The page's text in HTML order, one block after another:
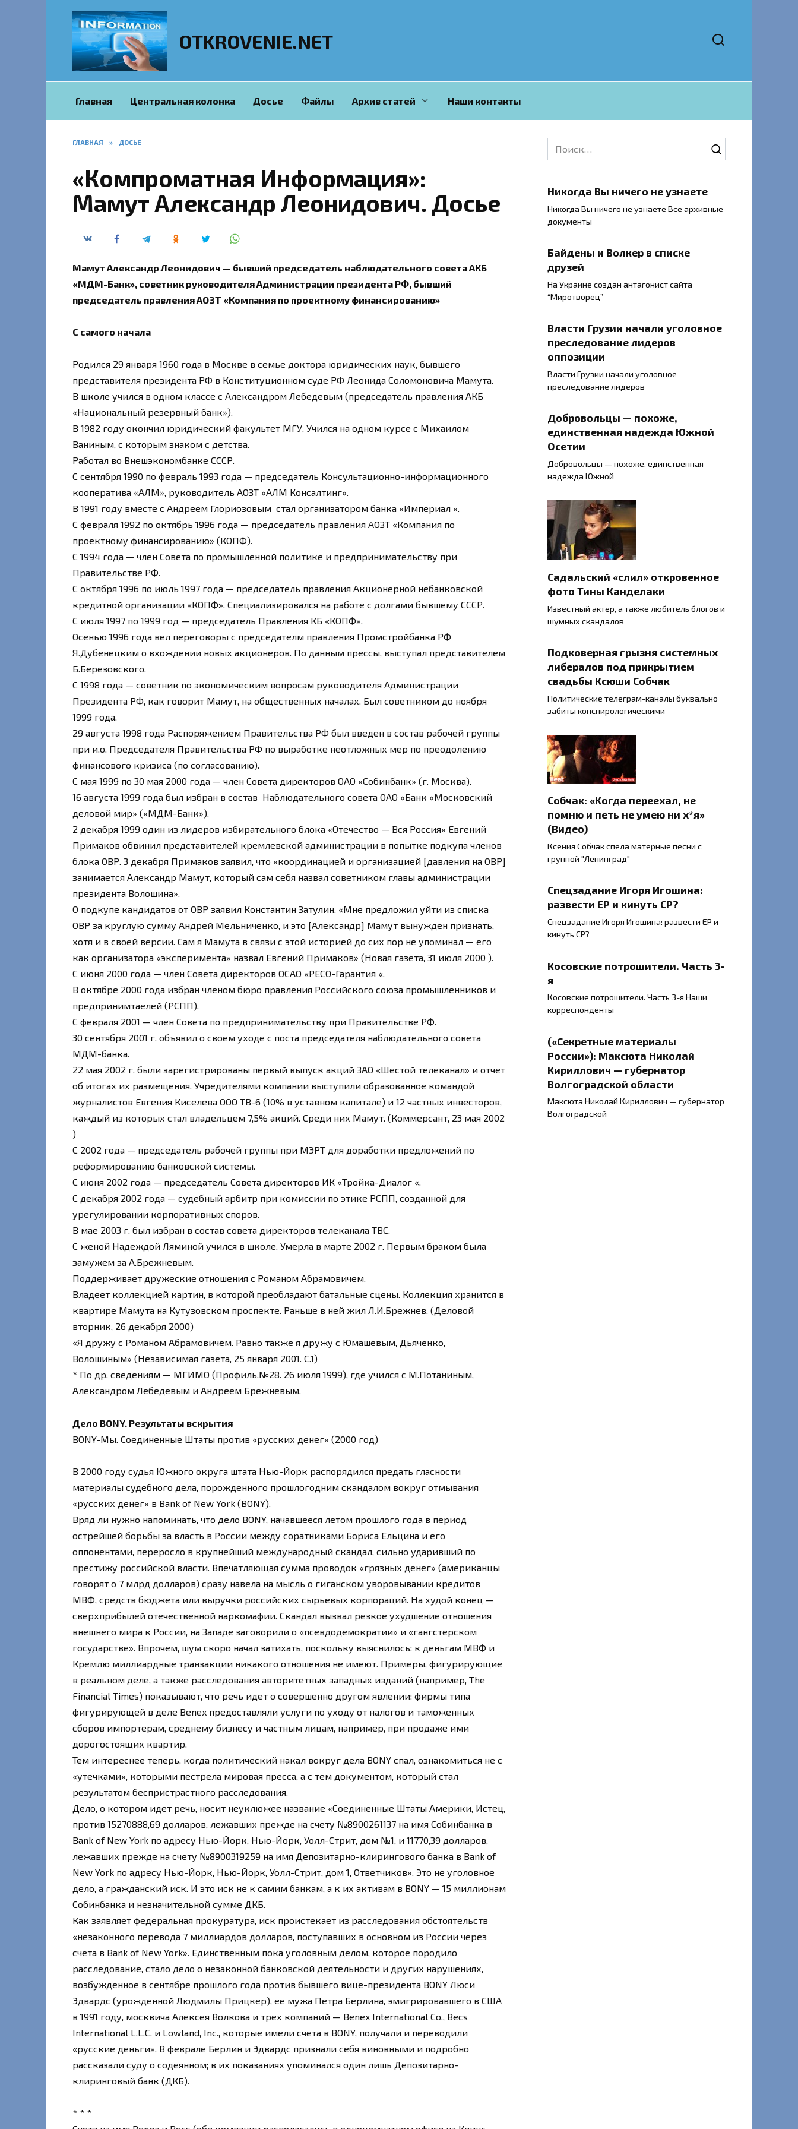
OTKROVENIE.NET
Главная Центральная колонка Досье Файлы Архив статей Наши контакты
ГЛАВНАЯ » ДОСЬЕ
«Компроматная Информация»:
Мамут Александр Леонидович. Досье
Мамут Александр Леонидович — бывший председатель наблюдательного совета АКБ
«МДМ-Банк», советник руководителя Администрации президента РФ, бывший
председатель правления АОЗТ «Компания по проектному финансированию»
С самого начала
Родился 29 января 1960 года в Москве в семье доктора юридических наук, бывшего
представителя президента РФ в Конституционном суде РФ Леонида Соломоновича Мамута.
В школе учился в одном классе с Александром Лебедевым (председатель правления АКБ
«Национальный резервный банк»).
В 1982 году окончил юридический факультет МГУ. Учился на одном курсе с Михаилом
Ваниным, с которым знаком с детства.
Работал во Внешэкономбанке СССР.
С сентября 1990 по февраль 1993 года — председатель Консультационно-информационного
кооператива «АЛМ», руководитель АОЗТ «АЛМ Консалтинг».
В 1991 году вместе с Андреем Глориозовым стал организатором банка «Империал «.
С февраля 1992 по октябрь 1996 года — председатель правления АОЗТ «Компания по
проектному финансированию» (КОПФ).
С 1994 года — член Совета по промышленной политике и предпринимательству при
Правительстве РФ.
С октября 1996 по июль 1997 года — председатель правления Акционерной небанковской
кредитной организации «КОПФ». Специализировался на работе с долгами бывшему СССР.
С июля 1997 по 1999 год — председатель Правления КБ «КОПФ».
Осенью 1996 года вел переговоры с председателм правления Промстройбанка РФ
Я.Дубенецким о вхождении новых акционеров. По данным прессы, выступал представителем
Б.Березовского.
С 1998 года — советник по экономическим вопросам руководителя Администрации
Президента РФ, как говорит Мамут, на общественных началах. Был советником до ноября
1999 года.
29 августа 1998 года Распоряжением Правительства РФ был введен в состав рабочей группы
при и.о. Председателя Правительства РФ по выработке неотложных мер по преодолению
финансового кризиса (по согласованию).
С мая 1999 по 30 мая 2000 года — член Совета директоров ОАО «Собинбанк» (г. Москва).
16 августа 1999 года был избран в состав Наблюдательного совета ОАО «Банк «Московский
деловой мир» («МДМ-Банк»).
2 декабря 1999 один из лидеров избирательного блока «Отечество — Вся Россия» Евгений
Примаков обвинил представителей кремлевской администрации в попытке подкупа членов
блока ОВР. 3 декабря Примаков заявил, что «координацией и организацией [давления на ОВР]
занимается Александр Мамут, который сам себя назвал советником главы администрации
президента Волошина».
О подкупе кандидатов от ОВР заявил Константин Затулин. «Мне предложил уйти из списка
ОВР за круглую сумму Андрей Мельниченко, и это [Александр] Мамут вынужден признать,
хотя и в своей версии. Сам я Мамута в связи с этой историей до сих пор не упоминал — его
как организатора «эксперимента» назвал Евгений Примаков» (Новая газета, 31 июля 2000 ).
С июня 2000 года — член Совета директоров ОСАО «РЕСО-Гарантия «.
В октябре 2000 года избран членом бюро правления Российского союза промышленников и
предпринимтаелей (РСПП).
С февраля 2001 — член Совета по предпринимательству при Правительстве РФ.
30 сентября 2001 г. объявил о своем уходе с поста председателя наблюдательного совета
МДМ-банка.
22 мая 2002 г. были зарегистрированы первый выпуск акций ЗАО «Шестой телеканал» и отчет
об итогах их размещения. Учредителями компании выступили образованное командой
журналистов Евгения Киселева ООО ТВ-6 (10% в уставном капитале) и 12 частных инвесторов,
каждый из которых стал владельцем 7,5% акций. Среди них Мамут. (Коммерсант, 23 мая 2002
)
С 2002 года — председатель рабочей группы при МЭРТ для доработки предложений по
реформированию банковской системы.
С июня 2002 года — председатель Совета директоров ИК «Тройка-Диалог «.
С декабря 2002 года — судебный арбитр при комиссии по этике РСПП, созданной для
урегулировании корпоративных споров.
В мае 2003 г. был избран в состав совета директоров телеканала ТВС.
С женой Надеждой Ляминой учился в школе. Умерла в марте 2002 г. Первым браком была
замужем за А.Брежневым.
Поддерживает дружеские отношения с Романом Абрамовичем.
Владеет коллекцией картин, в которой преобладают батальные сцены. Коллекция хранится в
квартире Мамута на Кутузовском проспекте. Раньше в ней жил Л.И.Брежнев. (Деловой
вторник, 26 декабря 2000)
«Я дружу с Романом Абрамовичем. Равно также я дружу с Юмашевым, Дьяченко,
Волошиным» (Независимая газета, 25 января 2001. С.1)
* По др. сведениям — МГИМО (Профиль.№28. 26 июля 1999), где учился с М.Потаниным,
Александром Лебедевым и Андреем Брежневым.
Дело BONY. Результаты вскрытия
BONY-Mы. Соединенные Штаты против «русских денег» (2000 год)
В 2000 году судья Южного округа штата Нью-Йорк распорядился предать гласности
материалы судебного дела, порожденного прошлогодним скандалом вокруг отмывания
«русских денег» в Bank of New York (BONY).
Вряд ли нужно напоминать, что дело BONY, начавшееся летом прошлого года в период
острейшей борьбы за власть в России между соратниками Бориса Ельцина и его
оппонентами, переросло в крупнейший международный скандал, сильно ударивший по
престижу российской власти. Впечатляющая сумма проводок «грязных денег» (американцы
говорят о 7 млрд долларов) сразу навела на мысль о гиганском уворовывании кредитов
МВФ, средств бюджета или выручки российских сырьевых корпораций. На худой конец —
сверхприбылей отечественной наркомафии. Скандал вызвал резкое ухудшение отношения
внешнего мира к России, на Западе заговорили о «псевдодемократии» и «гангстерском
государстве». Впрочем, шум скоро начал затихать, поскольку выяснилось: к деньгам МВФ и
Кремлю миллиардные транзакции никакого отношения не имеют. Примеры, фигурирующие
в реальном деле, а также расследования авторитетных западных изданий (например, The
Financial Times) показывают, что речь идет о совершенно другом явлении: фирмы типа
фигурирующей в деле Benex предоставляли услуги по уходу от налогов и таможенных
сборов импортерам, среднему бизнесу и частным лицам, например, при продаже ими
дорогостоящих квартир.
Тем интереснее теперь, когда политический накал вокруг дела BONY спал, ознакомиться не с
«утечками», которыми пестрела мировая пресса, а с тем документом, который стал
результатом беспристрастного расследования.
Дело, о котором идет речь, носит неуклюжее название «Соединенные Штаты Америки, Истец,
против 15270888,69 долларов, лежавших прежде на счету №8900261137 на имя Собинбанка в
Bank of New York по адресу Нью-Йорк, Нью-Йорк, Уолл-Стрит, дом №1, и 11770,39 долларов,
лежавших прежде на счету №8900319259 на имя Депозитарно-клирингового банка в Bank of
New York по адресу Нью-Йорк, Нью-Йорк, Уолл-Стрит, дом 1, Ответчиков». Это не уголовное
дело, а гражданский иск. И это иск не к самим банкам, а к их активам в BONY — 15 миллионам
Собинбанка и незначительной сумме ДКБ.
Как заявляет федеральная прокуратура, иск проистекает из расследования обстоятельств
«незаконного перевода 7 миллиардов долларов, поступавших в основном из России через
счета в Bank of New York». Единственным пока уголовным делом, которое породило
расследование, стало дело о незаконной банковской деятельности и других нарушениях,
возбужденное в сентябре прошлого года против бывшего вице-президента BONY Люси
Эдвардс (урожденной Людмилы Прицкер), ее мужа Петра Берлина, эмигрировавшего в США
в 1991 году, москвича Алексея Волкова и трех компаний — Benex International Co., Becs
International L.L.C. и Lowland, Inc., которые имели счета в BONY, получали и переводили
«русские деньги». В феврале Берлин и Эдвардс признали себя виновными и подробно
рассказали суду о содеянном; в их показаниях упоминался один лишь Депозитарно-
клиринговый банк (ДКБ).
* * *
Search
for:
Никогда Вы ничего не узнаете
Никогда Вы ничего не узнаете Все архивные
документы
Байдены и Волкер в списке
друзей
На Украине создан антагонист сайта
“Миротворец”
Власти Грузии начали уголовное
преследование лидеров
оппозиции
Власти Грузии начали уголовное
преследование лидеров
Добровольцы — похоже,
единственная надежда Южной
Осетии
Добровольцы — похоже, единственная
надежда Южной
Садальский «слил» откровенное
фото Тины Канделаки
Известный актер, а также любитель блогов и
шумных скандалов
Подковерная грызня системных
либералов под прикрытием
свадьбы Ксюши Собчак
Политические телеграм-каналы буквально
забиты конспирологическими
Собчак: «Когда переехал, не
помню и петь не умею ни х*я»
(Видео)
Ксения Собчак спела матерные песни с
группой "Ленинград"
Спецзадание Игоря Игошина:
развести ЕР и кинуть СР?
Спецзадание Игоря Игошина: развести ЕР и
кинуть СР?
Косовские потрошители. Часть 3-
я
Косовские потрошители. Часть 3-я Наши
корреспонденты
(«Секретные материалы
России»): Максюта Николай
Кириллович — губернатор
Волгоградской области
Максюта Николай Кириллович — губернатор
Волгоградской